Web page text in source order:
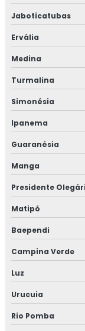
Treinamento em
Treinamento em
Treinamento em
Treinamento em
Treinamento
Treinamento em
Treinamento em
Treinamento em
Treinamento em
Treinamento em
Treinamento em
Jaboticatubas
Ervália
Medina
Turmalina
Simonésia
Ipanema
Guaranésia
Manga
Presidente
Matipó
Baependi
Campina Verde
Luz
Urucuia
Rio Pomba